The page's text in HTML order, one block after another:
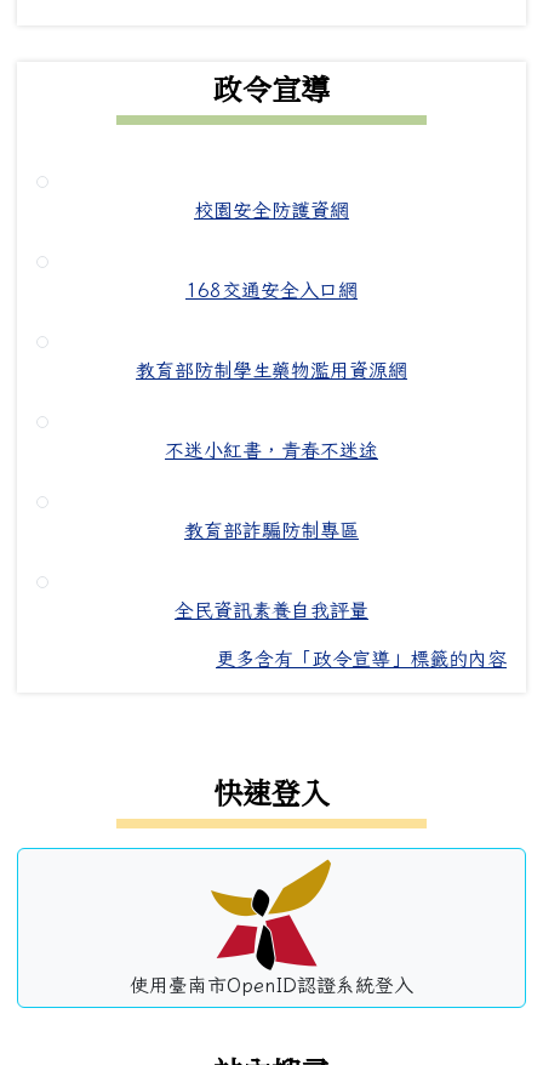
政令宣導
校園安全防護資網
168交通安全入口網
教育部防制學生藥物濫用資源網
不迷小紅書，青春不迷途
教育部詐騙防制專區
全民資訊素養自我評量
更多含有「政令宣導」標籤的內容
快速登入
使用臺南市OpenID認證系統登入